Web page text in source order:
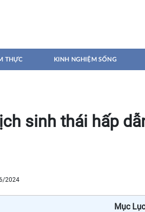
THỰC KINH NGHIỆM SỐNG
sinh thái hấp
2024
Mục Lục